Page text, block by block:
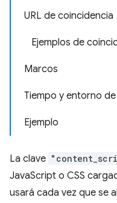
URL de coincidencia
Ejemplos de
Marcos
Tiempo y entorno
Ejemplo
La clave
JavaScript o CSS
usará cada vez que se